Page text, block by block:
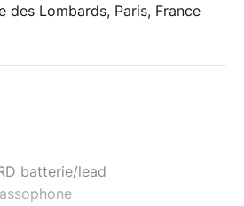
des Lombards, Paris, France
batterie/lead